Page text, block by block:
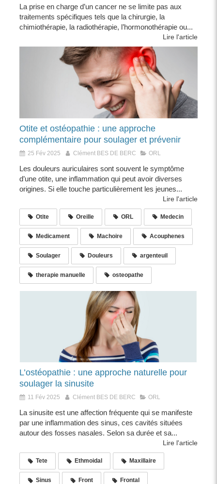
La prise en charge d’un cancer ne se limite pas aux
traitements spécifiques tels que la chirurgie, la
chimiothérapie, la radiothérapie, l’hormonothérapie ou...
Lire l'article
Otite et ostéopathie : une approche
complémentaire pour soulager et prévenir
25 Fév 2025 Clément BES DE BERC ORL
Les douleurs auriculaires sont souvent le symptôme
d’une otite, une inflammation qui peut avoir diverses
origines. Si elle touche particulièrement les jeunes...
Lire l'article
Otite Oreille ORL Medecin
Medicament Machoire Acouphenes
Soulager Douleurs argenteuil
therapie manuelle osteopathe
L’ostéopathie : une approche naturelle pour
soulager la sinusite
11 Fév 2025 Clément BES DE BERC ORL
La sinusite est une affection fréquente qui se manifeste
par une inflammation des sinus, ces cavités situées
autour des fosses nasales. Selon sa durée et sa...
Lire l'article
Tete Ethmoidal Maxillaire
Sinus Front Frontal